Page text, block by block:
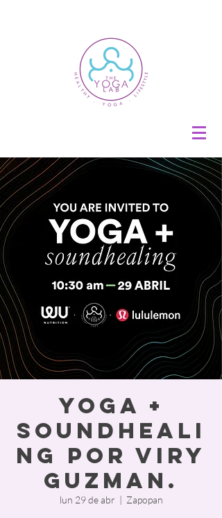
Yoga +
Soundheali
ng por Viry
Guzman.
lun 29 de abr
  |
Zapopan